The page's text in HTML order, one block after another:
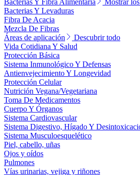
Bacterias Y Fibra Alimentaria
Mostrar
Bacterias Y Levaduras
Fibra De Acacia
Mezcla De Fibras
Áreas de aplicación
Descubrir todo
Vida Cotidiana Y Salud
Protección Básica
Sistema Inmunológico Y Defensas
Antienvejecimiento Y Longevidad
Protección Celular
Nutrición Vegana/Vegetariana
Toma De Medicamentos
Cuerpo Y Órganos
Sistema Cardiovascular
Sistema Digestivo, Hígado Y
Sistema Musculoesquelético
Piel, cabello, uñas
Ojos y oídos
Pulmones
Vías urinarias, vejiga y riñones